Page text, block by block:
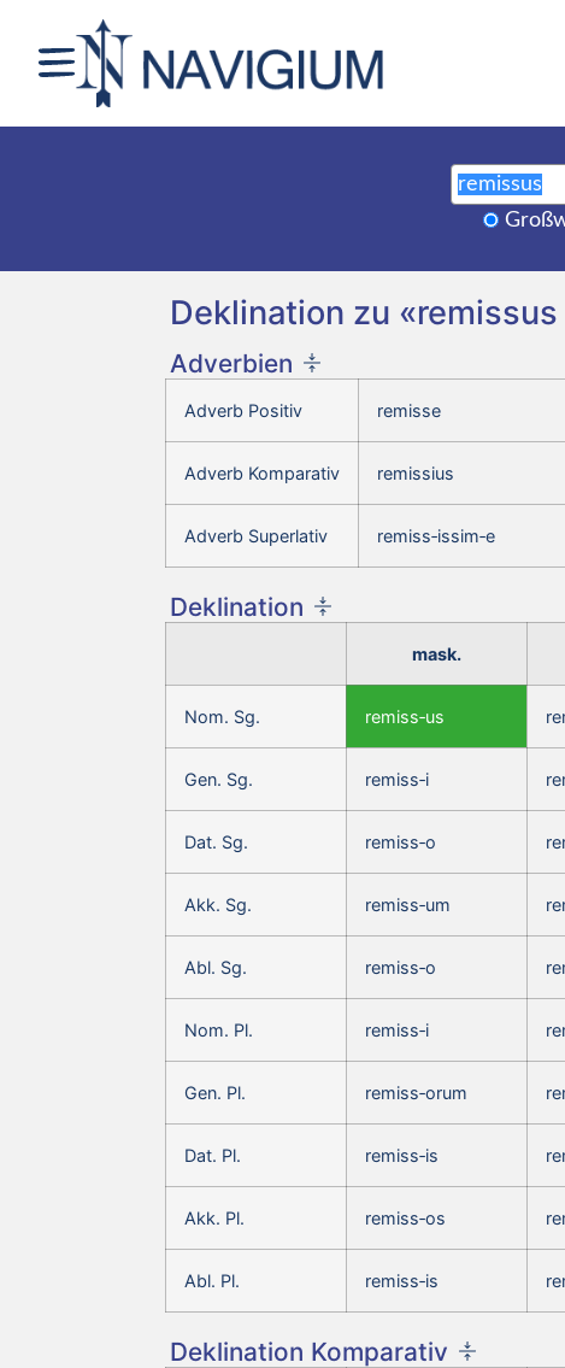
Deklination zu «remissus
Adverbien
Adverb Positiv remisse
Adverb Komparativ remissius
Adverb Superlativ remiss‑issim‑e
Deklination
mask.
Nom. Sg. remiss‑us
Gen. Sg. remiss‑i
Dat. Sg. remiss‑o
Akk. Sg. remiss‑um
Abl. Sg. remiss‑o
Nom. Pl. remiss‑i
Gen. Pl. remiss‑orum
Dat. Pl. remiss‑is
Akk. Pl. remiss‑os
Abl. Pl. remiss‑is
Deklination Komparativ